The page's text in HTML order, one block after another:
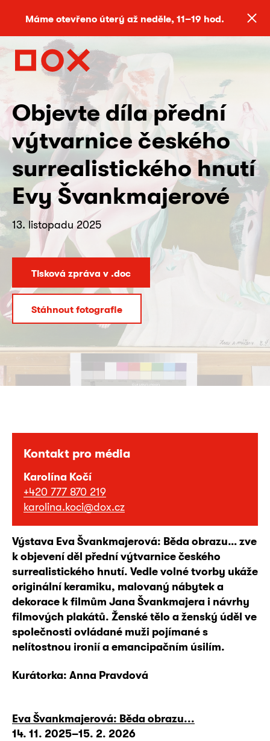
Máme otevřeno úterý až neděle, 11–19 hod.
Objevte díla přední
výtvarnice českého
surrealistického hnutí
Evy Švankmajerové
13. listopadu 2025
Tisková zpráva v .doc
Stáhnout fotografie
Kontakt pro média
Karolína Kočí
+420 777 870 219
karolina.koci@dox.cz
Výstava Eva Švankmajerová: Běda obrazu… zve
k objevení děl přední výtvarnice českého
surrealistického hnutí. Vedle volné tvorby ukáže
originální keramiku, malovaný nábytek a
dekorace k filmům Jana Švankmajera i návrhy
filmových plakátů. Ženské tělo a ženský úděl ve
společnosti ovládané muži pojímané s
nelítostnou ironií a emancipačním úsilím.
Kurátorka: Anna Pravdová
Eva Švankmajerová: Běda obrazu...
14. 11. 2025–15. 2. 2026